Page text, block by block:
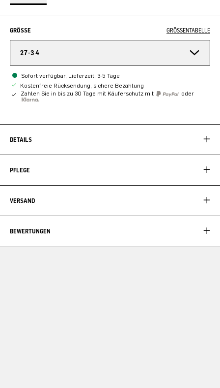
GRÖSSE GRÖSSENTABELLE
27-34
Sofort verfügbar, Lieferzeit: 3-5 Tage
Kostenfreie Rücksendung, sichere Bezahlung
Zahlen Sie in bis zu 30 Tage mit Käuferschutz mit
oder
DETAILS
PFLEGE
VERSAND
BEWERTUNGEN